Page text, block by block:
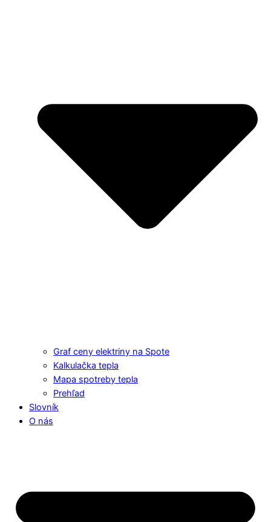
Graf ceny elektriny na Spote
Kalkulačka tepla
Mapa spotreby tepla
Prehľad
Slovník
O nás